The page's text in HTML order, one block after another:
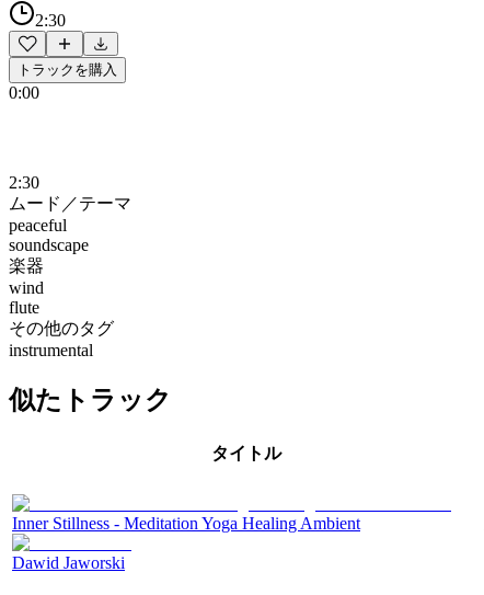
2:30
トラックを購入
0:00
2:30
ムード／テーマ
peaceful
soundscape
楽器
wind
flute
その他のタグ
instrumental
似たトラック
タイトル
Inner Stillness - Meditation Yoga Healing Ambient
Dawid Jaworski